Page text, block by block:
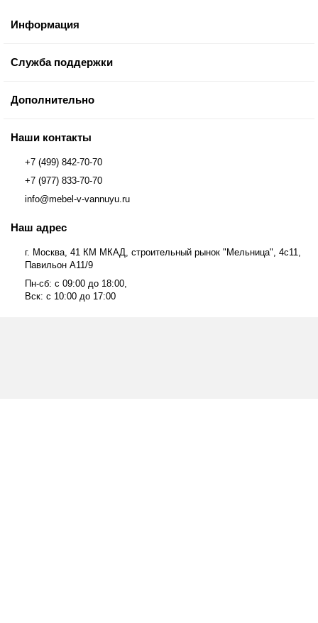
Информация
Служба поддержки
Дополнительно
Наши контакты
+7 (499) 842-70-70
+7 (977) 833-70-70
info@mebel-v-vannuyu.ru
Наш адрес
г. Москва, 41 КМ МКАД, строительный рынок "Мельница", 4с11,
Павильон А11/9
Пн-сб: с 09:00 до 18:00,
Вск: с 10:00 до 17:00